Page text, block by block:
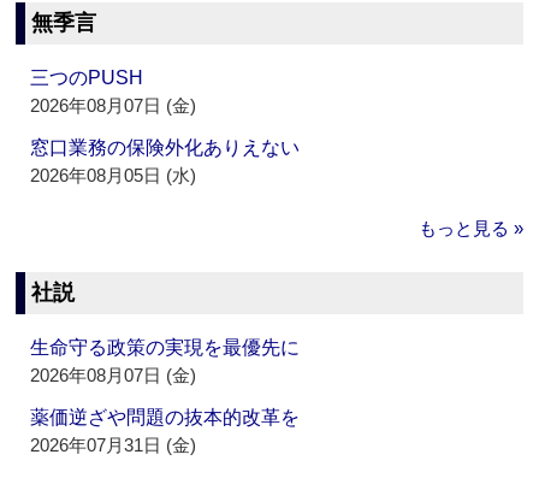
無季言
三つのPUSH
2026年08月07日 (金)
窓口業務の保険外化ありえない
2026年08月05日 (水)
もっと見る »
社説
生命守る政策の実現を最優先に
2026年08月07日 (金)
薬価逆ざや問題の抜本的改革を
2026年07月31日 (金)